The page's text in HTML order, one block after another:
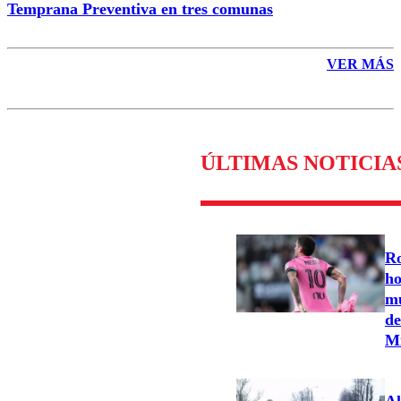
Temprana Preventiva en tres comunas
VER MÁS
ÚLTIMAS